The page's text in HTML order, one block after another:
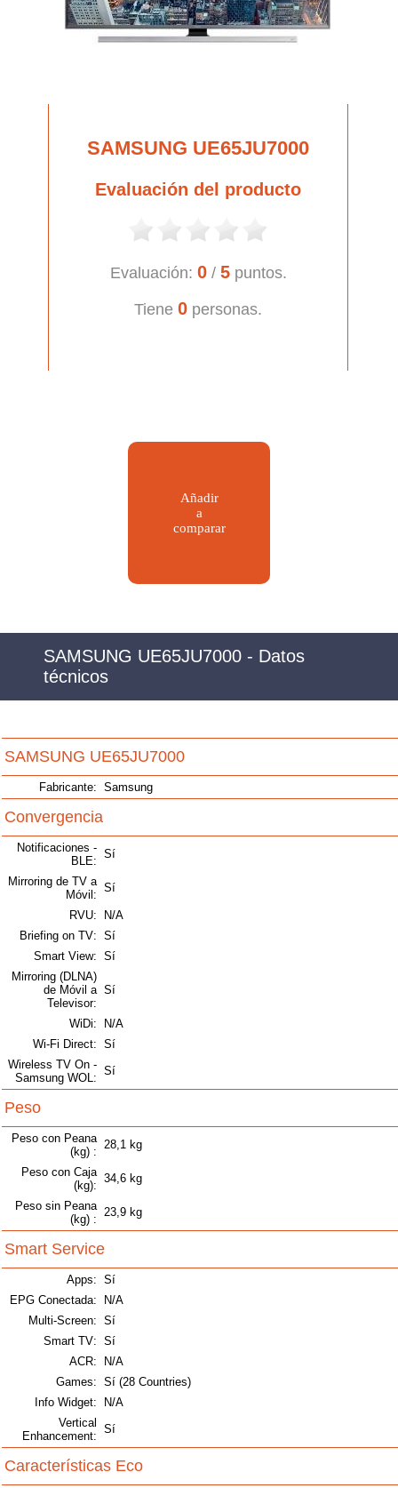
SAMSUNG UE65JU7000
Evaluación del producto
Evaluación: 0/ 5puntos.
Tiene 0 personas.
Añadir
a
comparar
SAMSUNG UE65JU7000 - Datos
técnicos
SAMSUNG UE65JU7000
Fabricante: Samsung
Convergencia
Notificaciones -
BLE:
Sí
Mirroring de TV a
Móvil:
Sí
RVU:
N/A
Briefing on TV: Sí
Smart View: Sí
Mirroring (DLNA)
de Móvil a
Televisor:
Sí
WiDi:
N/A
Wi-Fi Direct: Sí
Wireless TV On -
Samsung WOL:
Sí
Peso
Peso con Peana
(kg) :
28,1 kg
Peso con Caja
(kg):
34,6 kg
Peso sin Peana
(kg) :
23,9 kg
Smart Service
Apps: Sí
EPG Conectada:
N/A
Multi-Screen: Sí
Smart TV: Sí
ACR:
N/A
Games: Sí (28 Countries)
Info Widget:
N/A
Vertical
Enhancement:
Sí
Características Eco